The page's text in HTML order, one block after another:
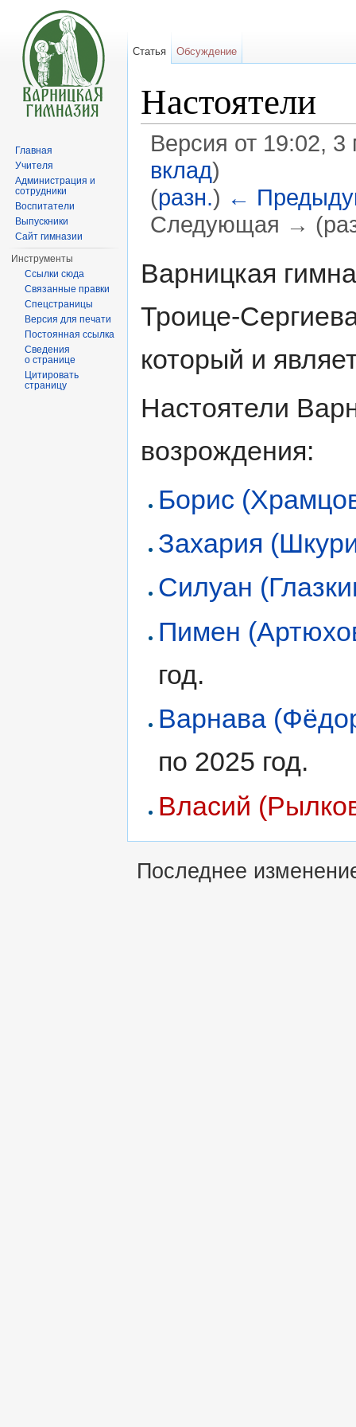
Настоятели
Версия от 19:02,
вклад)
(разн.) ←
Следующая →
Варницкая
Троице-
который и
Настоятели
возрождения:
Борис
Захария
Силуан
Пимен
год.
Варнава
по 2025 год.
Власий
Статья Обсуждение
Главная
Учителя
Администрация и
сотрудники
Воспитатели
Выпускники
Сайт гимназии
Инструменты
Ссылки сюда
Связанные правки
Спецстраницы
Версия для печати
Постоянная ссылка
Сведения
о странице
Цитировать
страницу
Последнее